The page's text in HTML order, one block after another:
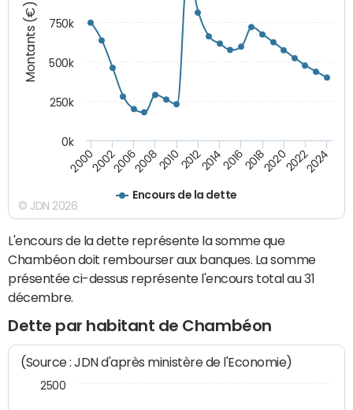
Montants (€)
Encours de la dette
200020022006200820102012201420162018202020222024
0k
250k
500k
750k
© JDN 2026
L'encours de la dette représente la somme que
Chambéon doit rembourser aux banques. La somme
présentée ci-dessus représente l'encours total au 31
décembre.
Dette par habitant de Chambéon
(Source : JDN d'après ministère de l'Economie)
2500